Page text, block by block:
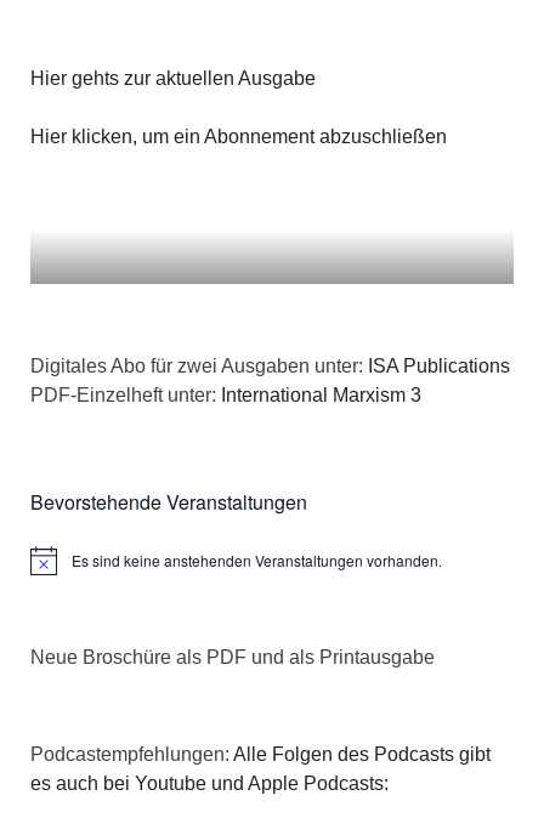
Hier gehts zur aktuellen Ausgabe
Hier klicken, um ein Abonnement abzuschließen
Digitales Abo für zwei Ausgaben unter: ISA Publications
PDF-Einzelheft unter: International Marxism 3
Bevorstehende Veranstaltungen
HinweisEs sind keine anstehenden Veranstaltungen vorhanden.
Neue Broschüre als PDF und als Printausgabe
Podcastempfehlungen: Alle Folgen des Podcasts gibt
es auch bei Youtube und Apple Podcasts: